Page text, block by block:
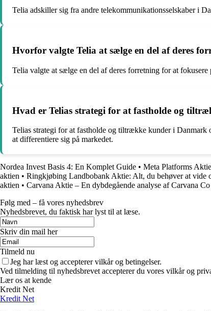
Telia adskiller sig fra andre telekommunikationsselskaber i
Hvorfor valgte Telia at sælge en del af deres
Telia valgte at sælge en del af deres forretning for at
Hvad er Telias strategi for at fastholde og
Telias strategi for at fastholde og tiltrække kunder i
at differentiere sig på markedet.
Nordea Invest Basis 4: En Komplet Guide • Meta Platforms
aktien • Ringkjøbing Landbobank Aktie: Alt, du behøver at vide
aktien • Carvana Aktie – En dybdegående analyse af Carvana Co
Følg med – få vores nyhedsbrev
Nyhedsbrevet, du faktisk har lyst til at læse.
Skriv din mail her
Tilmeld nu
Jeg har læst og accepterer vilkår og betingelser.
Ved tilmelding til nyhedsbrevet accepterer du vores vilkår og
Lær os at kende
Kredit Net
Kredit Net